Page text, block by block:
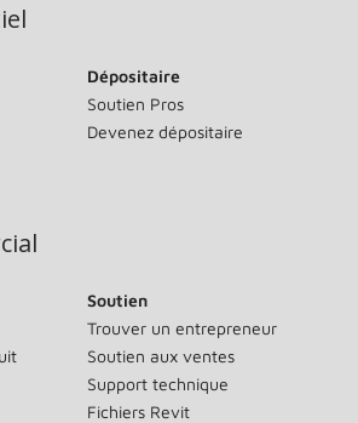
Dépositaire
Soutien Pros
Devenez dépositaire
Soutien
Trouver un entrepreneur
Soutien aux ventes
Support technique
Fichiers Revit